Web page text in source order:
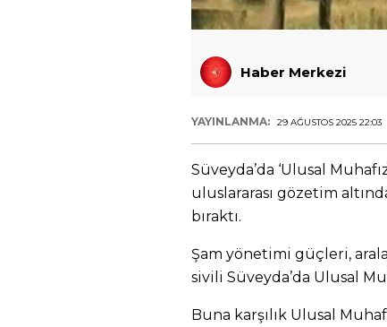
Haber Merkezi
YAYINLANMA: 29 AĞUSTOS 2025 22:03
Süveyda’da ‘Ulusal
uluslararası gözetim
bıraktı.
Şam yönetimi güçleri,
sivili Süveyda’da Ulusal
Buna karşılık Ulusal